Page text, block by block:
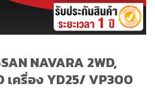
NAVARA 2WD,
ครื่อง YD25/ VP300